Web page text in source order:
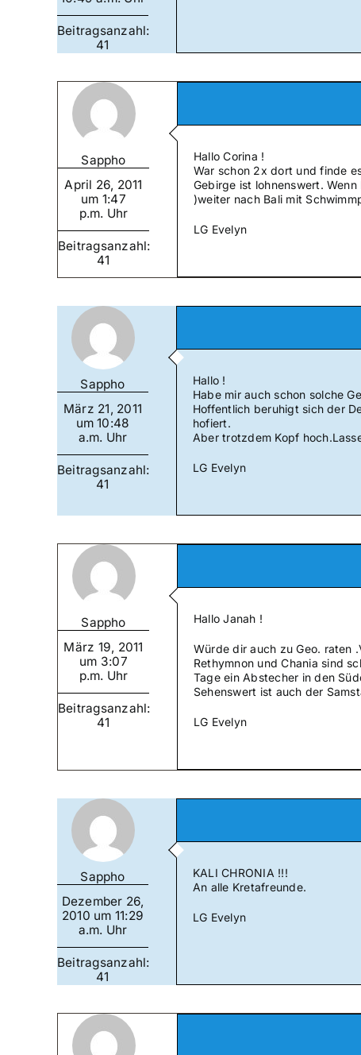
Beitragsanzahl:
41
Sappho
April 26, 2011
um 1:47
p.m. Uhr
Beitragsanzahl:
41
Hallo Corina !
War schon 2x dort und finde
Gebirge ist lohnenswert.
)weiter nach Bali mit
LG Evelyn
Sappho
März 21, 2011
um 10:48
a.m. Uhr
Beitragsanzahl:
41
Hallo !
Habe mir auch schon solche
Hoffentlich beruhigt sich der
hofiert.
Aber trotzdem Kopf
LG Evelyn
Sappho
März 19, 2011
um 3:07
p.m. Uhr
Beitragsanzahl:
41
Hallo Janah !
Würde dir auch zu Geo. raten
Rethymnon und Chania sind
Tage ein Abstecher in den
Sehenswert ist auch der
LG Evelyn
Sappho
Dezember 26,
2010 um 11:29
a.m. Uhr
Beitragsanzahl:
41
KALI CHRONIA !!!
An alle Kretafreunde.
LG Evelyn